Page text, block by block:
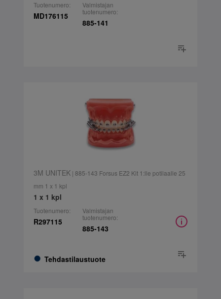
Tuotenumero:
MD176115
Valmistajan
tuotenumero:
885-141
3M UNITEK| 885-143 Forsus EZ2 Kit 1:lle potilaalle 25
mm 1 x 1 kpl
1 x 1 kpl
Tuotenumero:
R297115
Tehdastilaustuote
Valmistajan
tuotenumero:
885-143